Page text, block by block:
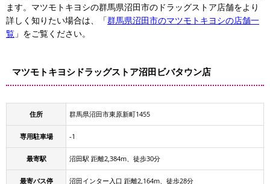
ます。マツモトキヨシの群馬県沼田市のドラッグストア店舗をより
詳しく知りたい場合は、「群馬県沼田市のマツモトキヨシの店舗一
覧 」をご覧ください。
マツモトキヨシドラッグストア沼田ビバタウン店
住所 群馬県沼田市東原新町1455
専用駐車場 -1
最寄駅 沼田駅 距離2,384m、徒歩30分
最寄バス停 沼田インター入口 距離2,164m、徒歩28分